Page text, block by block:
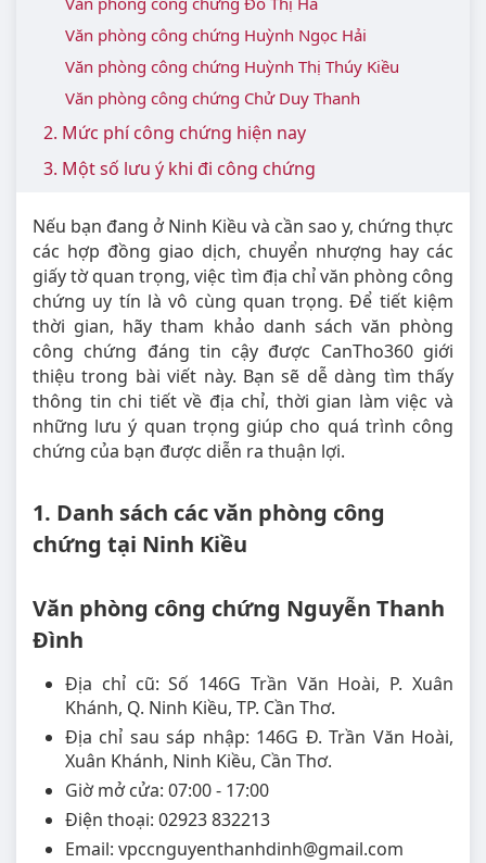
Văn phòng công chứng Huỳnh Ngọc Hải
Văn phòng công chứng Huỳnh Thị Thúy Kiều
Văn phòng công chứng Chử Duy Thanh
2. Mức phí công chứng hiện nay
3. Một số lưu ý khi đi công chứng
Nếu bạn đang ở Ninh Kiều và cần sao y, chứng thực
các hợp đồng giao dịch, chuyển nhượng hay các
giấy tờ quan trọng, việc tìm địa chỉ văn phòng công
chứng uy tín là vô cùng quan trọng. Để tiết kiệm
thời gian, hãy tham khảo danh sách văn phòng
công chứng đáng tin cậy được CanTho360 giới
thiệu trong bài viết này. Bạn sẽ dễ dàng tìm thấy
thông tin chi tiết về địa chỉ, thời gian làm việc và
những lưu ý quan trọng giúp cho quá trình công
chứng của bạn được diễn ra thuận lợi.
1. Danh sách các văn phòng công
chứng tại Ninh Kiều
Văn phòng công chứng Nguyễn Thanh
Đình
Địa chỉ cũ: Số 146G Trần Văn Hoài, P. Xuân
Khánh, Q. Ninh Kiều, TP. Cần Thơ.
Địa chỉ sau sáp nhập: 146G Đ. Trần Văn Hoài,
Xuân Khánh, Ninh Kiều, Cần Thơ.
Giờ mở cửa: 07:00 - 17:00
Điện thoại: 02923 832213
Email: vpccnguyenthanhdinh@gmail.com